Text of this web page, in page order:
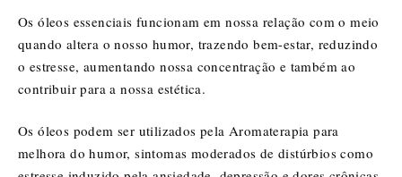
Os óleos essenciais funcionam em nossa relação com o meio
quando altera o nosso humor, trazendo bem-estar, reduzindo
o estresse, aumentando nossa concentração e também ao
contribuir para a nossa estética.
Os óleos podem ser utilizados pela Aromaterapia para
melhora do humor, sintomas moderados de distúrbios como